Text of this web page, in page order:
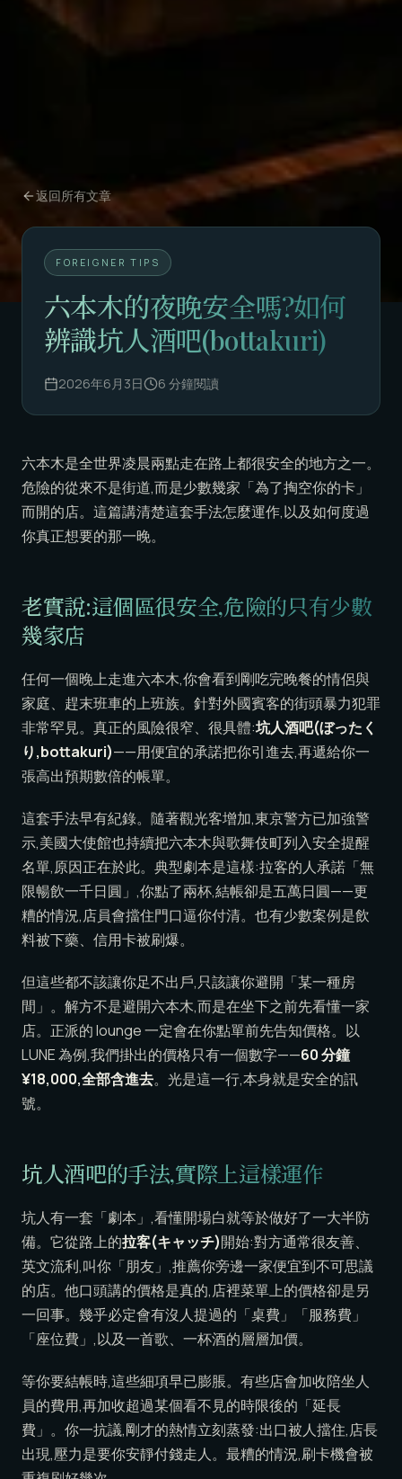
返回所有文章
FOREIGNER TIPS
六本木的夜晚安全嗎?如何
辨識坑人酒吧(bottakuri)
2026年6月3日 6 分鐘閱讀
六本木是全世界凌晨兩點走在路上都很安全的地方之一。
危險的從來不是街道,而是少數幾家「為了掏空你的卡」
而開的店。這篇講清楚這套手法怎麼運作,以及如何度過
你真正想要的那一晚。
老實說:這個區很安全,危險的只有少數
幾家店
任何一個晚上走進六本木,你會看到剛吃完晚餐的情侶與
家庭、趕末班車的上班族。針對外國賓客的街頭暴力犯罪
非常罕見。真正的風險很窄、很具體:坑人酒吧(ぼったく
り,bottakuri)——用便宜的承諾把你引進去,再遞給你一
張高出預期數倍的帳單。
這套手法早有紀錄。隨著觀光客增加,東京警方已加強警
示,美國大使館也持續把六本木與歌舞伎町列入安全提醒
名單,原因正在於此。典型劇本是這樣:拉客的人承諾「無
限暢飲一千日圓」,你點了兩杯,結帳卻是五萬日圓——更
糟的情況,店員會擋住門口逼你付清。也有少數案例是飲
料被下藥、信用卡被刷爆。
但這些都不該讓你足不出戶,只該讓你避開「某一種房
間」。解方不是避開六本木,而是在坐下之前先看懂一家
店。正派的 lounge 一定會在你點單前先告知價格。以
LUNE 為例,我們掛出的價格只有一個數字——60 分鐘
¥18,000,全部含進去。光是這一行,本身就是安全的訊
號。
坑人酒吧的手法,實際上這樣運作
坑人有一套「劇本」,看懂開場白就等於做好了一大半防
備。它從路上的拉客(キャッチ)開始:對方通常很友善、
英文流利,叫你「朋友」,推薦你旁邊一家便宜到不可思議
的店。他口頭講的價格是真的,店裡菜單上的價格卻是另
一回事。幾乎必定會有沒人提過的「桌費」「服務費」
「座位費」,以及一首歌、一杯酒的層層加價。
等你要結帳時,這些細項早已膨脹。有些店會加收陪坐人
員的費用,再加收超過某個看不見的時限後的「延長
費」。你一抗議,剛才的熱情立刻蒸發:出口被人擋住,店長
出現,壓力是要你安靜付錢走人。最糟的情況,刷卡機會被